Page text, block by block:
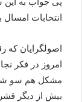
انتخابات
اصولگرایان که
امروز در فکر
مشکل هم سو
بیش از دیگر